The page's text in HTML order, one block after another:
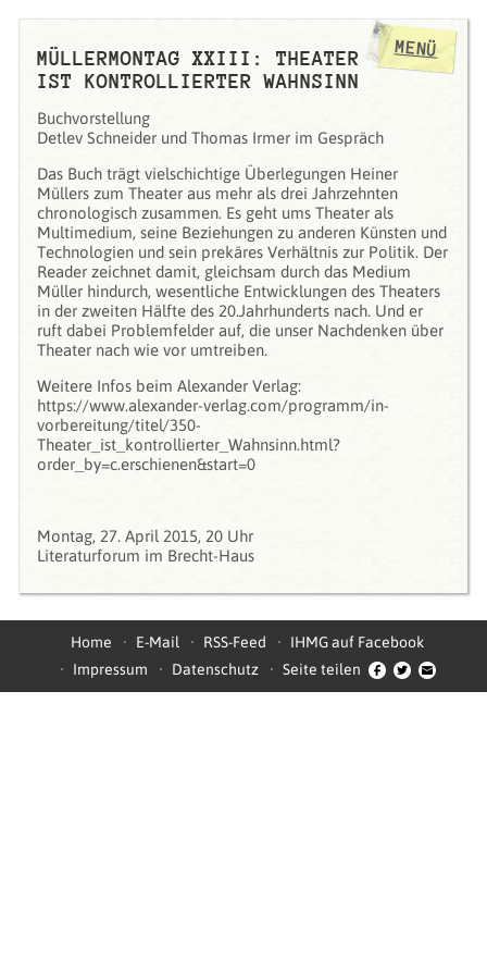
MÜLLERMONTAG XXIII: THEATER
IST KONTROLLIERTER WAHNSINN
Buchvorstellung
Detlev Schneider und Thomas Irmer im Gespräch
Das Buch trägt vielschichtige Überlegungen Heiner
Müllers zum Theater aus mehr als drei Jahrzehnten
chronologisch zusammen. Es geht ums Theater als
Multimedium, seine Beziehungen zu anderen Künsten und
Technologien und sein prekäres Verhältnis zur Politik. Der
Reader zeichnet damit, gleichsam durch das Medium
Müller hindurch, wesentliche Entwicklungen des Theaters
in der zweiten Hälfte des 20.Jahrhunderts nach. Und er
ruft dabei Problemfelder auf, die unser Nachdenken über
Theater nach wie vor umtreiben.
Weitere Infos beim Alexander Verlag:
https://www.alexander-verlag.com/programm/in-
vorbereitung/titel/350-
Theater_ist_kontrollierter_Wahnsinn.html?
order_by=c.erschienen&start=0
Montag, 27. April 2015, 20 Uhr
Literaturforum im Brecht-Haus
MENÜ
Home E-Mail RSS-Feed
IHMG auf Facebook
Impressum
Datenschutz Seite teilen